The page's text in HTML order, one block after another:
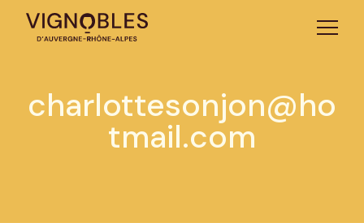
charlottesonjon@ho
tmail.com